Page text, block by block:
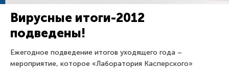
Вирусные итоги-2012
подведены!
Ежегодное подведение итогов уходящего года –
мероприятие, которое «Лаборатория Касперского»